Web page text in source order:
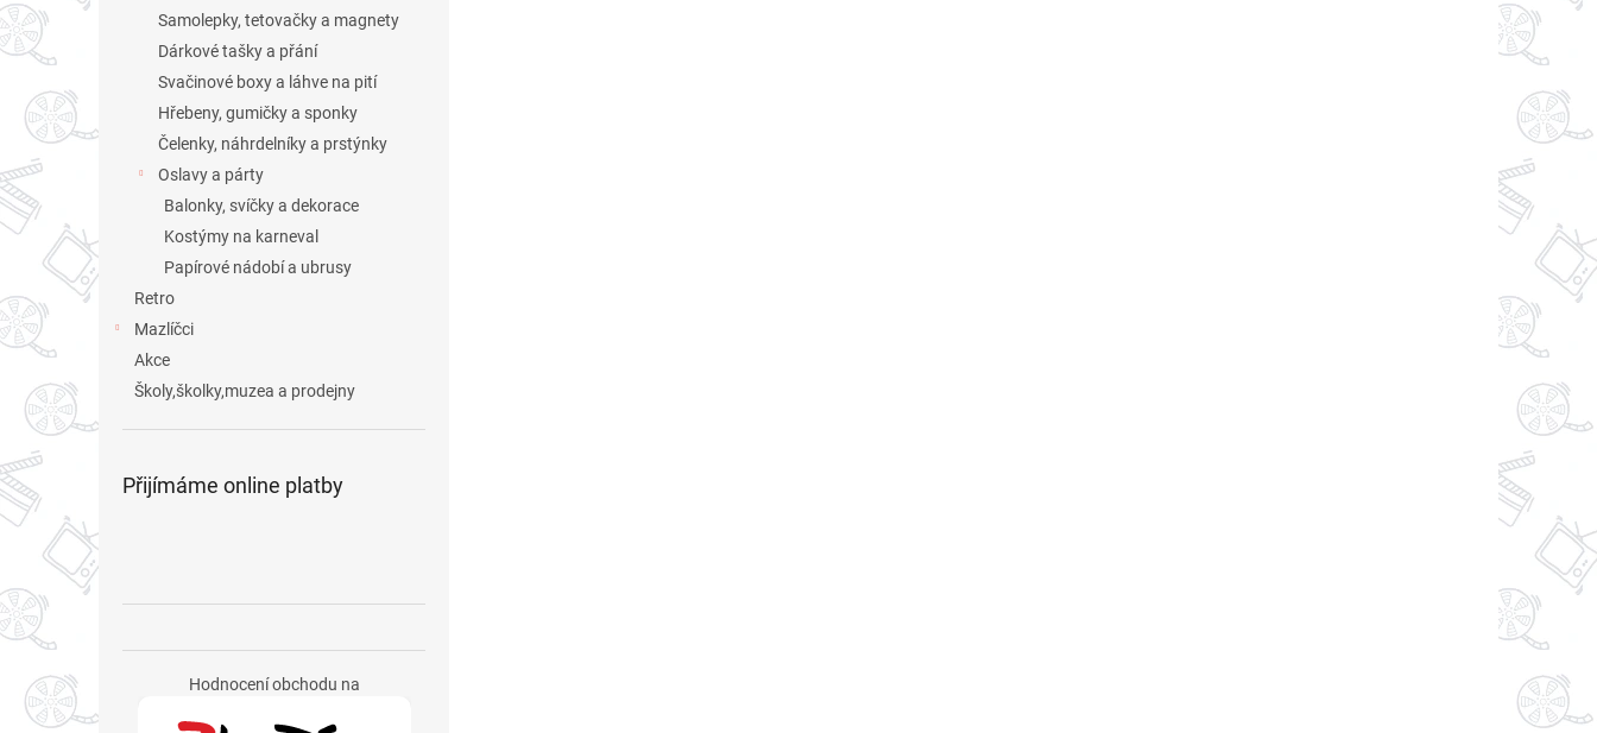
Samolepky, tetovačky a magnety
Dárkové tašky a přání
Svačinové boxy a láhve na pití
Hřebeny, gumičky a sponky
Čelenky, náhrdelníky a prstýnky
Oslavy a párty
Balonky, svíčky a dekorace
Kostýmy na karneval
Papírové nádobí a ubrusy
Retro
Mazlíčci
Akce
Školy,školky,muzea a prodejny
Přijímáme online platby
Hodnocení obchodu na